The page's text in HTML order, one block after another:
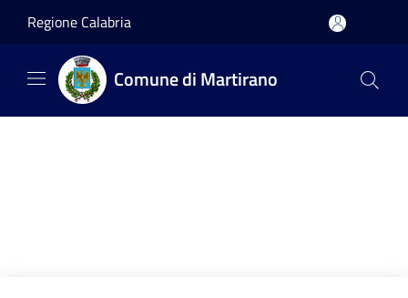
Regione Calabria
Comune di Martirano